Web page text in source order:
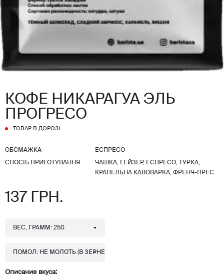
КОФЕ НИКАРАГУА ЭЛЬ
ПРОГРЕСО
ТОВАР В ДОРОЗІ
ОБСМАЖКА ЕСПРЕСО
СПОСІБ ПРИГОТУВАННЯ
ЧАШКА, ГЕЙЗЕР, ЕСПРЕСО, ТУРКА,
КРАПЕЛЬНА КАВОВАРКА, ФРЕНЧ-ПРЕС
137 ГРН.
ВЕС, ГРАММ: 250
ПОМОЛ: НЕ МОЛОТЬ (В ЗЕРНЕ)
Описание вкуса: